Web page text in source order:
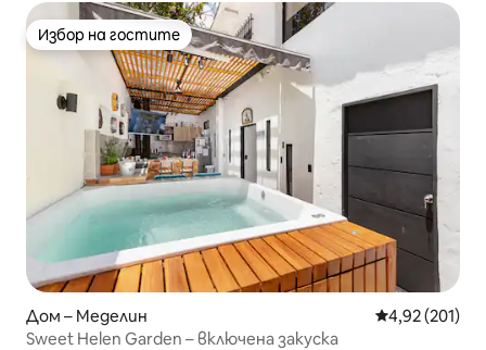
Избор на гостите
Избор на гостите
Дом – Меделин Средна
4,92 (201)
Sweet Helen Garden – включена закуска